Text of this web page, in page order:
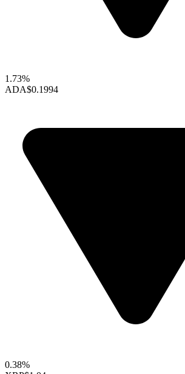
1.73%
ADA$0.1994
0.38%